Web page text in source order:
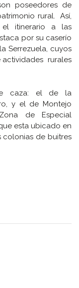
poseedores de
rural. Así,
itinerario a las
por su caserío
Serrezuela, cuyos
actividades rurales
caza: el de la
y el de Montejo
de Especial
esta ubicado en
de buitres